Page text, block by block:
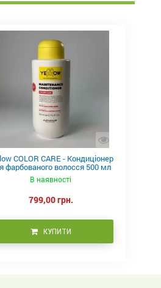
COLOR CARE - Кондиціонер
фарбованого волосся 500 мл
В наявності
799,00 грн.
КУПИТИ